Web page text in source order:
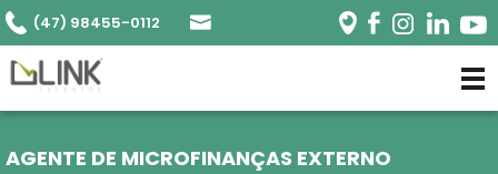
(47) 98455-0112
AGENTE DE MICROFINANÇAS EXTERNO